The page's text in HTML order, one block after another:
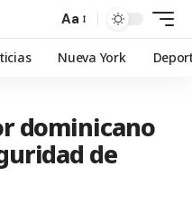
Aa
Nueva York
dominicano
de